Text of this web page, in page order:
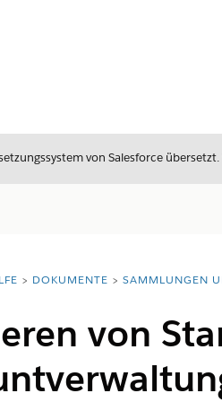
von Salesforce
hier:
DOKUMENTE SAMMLUNGEN
von